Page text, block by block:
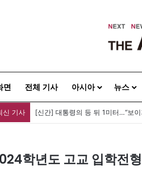
면 전체 기사 아시아 뉴스
신 기사 [신간] 대통령의 등 뒤 1미터…“보
학년도 고교 입학전